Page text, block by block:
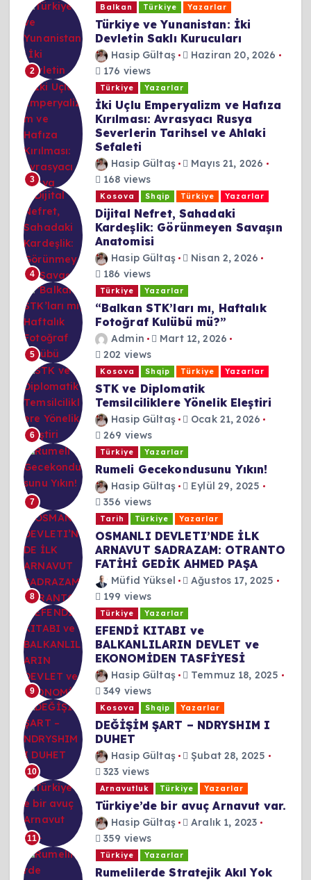
2
Balkan Türkiye Yazarlar
Türkiye ve Yunanistan: İki
Devletin Saklı Kurucuları
Hasip Gültaş
Haziran 20, 2026
176 views
3
Türkiye Yazarlar
İki Uçlu Emperyalizm ve Hafıza
Kırılması: Avrasyacı Rusya
Severlerin Tarihsel ve Ahlaki
Sefaleti
Hasip Gültaş
Mayıs 21, 2026
168 views
4
Kosova Shqip Türkiye Yazarlar
Dijital Nefret, Sahadaki
Kardeşlik: Görünmeyen Savaşın
Anatomisi
Hasip Gültaş
Nisan 2, 2026
186 views
5
Türkiye Yazarlar
“Balkan STK’ları mı, Haftalık
Fotoğraf Kulübü mü?”
Admin
Mart 12, 2026
202 views
6
Kosova Shqip Türkiye Yazarlar
STK ve Diplomatik
Temsilciliklere Yönelik Eleştiri
Hasip Gültaş
Ocak 21, 2026
269 views
7
Türkiye Yazarlar
Rumeli Gecekondusunu Yıkın!
Hasip Gültaş
Eylül 29, 2025
356 views
8
Tarih Türkiye Yazarlar
OSMANLI DEVLETI’NDE İLK
ARNAVUT SADRAZAM: OTRANTO
FATİHİ GEDİK AHMED PAŞA
Müfid Yüksel
Ağustos 17, 2025
199 views
9
Türkiye Yazarlar
EFENDİ KITABI ve
BALKANLILARIN DEVLET ve
EKONOMİDEN TASFİYESİ
Hasip Gültaş
Temmuz 18, 2025
349 views
10
Kosova Shqip Yazarlar
DEĞİŞİM ŞART – NDRYSHIM I
DUHET
Hasip Gültaş
Şubat 28, 2025
323 views
11
Arnavutluk Türkiye Yazarlar
Türkiye’de bir avuç Arnavut var.
Hasip Gültaş
Aralık 1, 2023
359 views
Türkiye Yazarlar
Rumelilerde Stratejik Akıl Yok